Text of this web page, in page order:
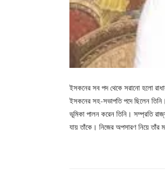
ইসকনের সব পদ থেকে সরানো হলো
ইসকনের সহ-সভাপতি পদে ছিলেন
ভূমিকা পালন করেন তিনি। সম্প্রতি
যায় তাঁকে। নিজের অপসারণ নিয়ে